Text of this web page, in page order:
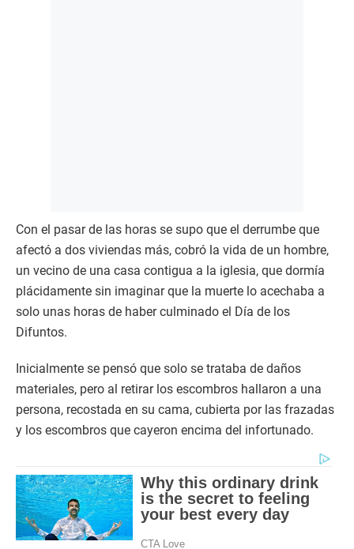
Con el pasar de las horas se supo que el derrumbe que
afectó a dos viviendas más, cobró la vida de un hombre,
un vecino de una casa contigua a la iglesia, que dormía
plácidamente sin imaginar que la muerte lo acechaba a
solo unas horas de haber culminado el Día de los
Difuntos.
Inicialmente se pensó que solo se trataba de daños
materiales, pero al retirar los escombros hallaron a una
persona, recostada en su cama, cubierta por las frazadas
y los escombros que cayeron encima del infortunado.